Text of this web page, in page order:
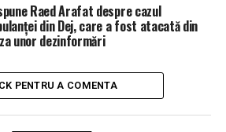
Raed Arafat despre cazul
din Dej, care a fost atacată din
unor dezinformări
PENTRU A COMENTA